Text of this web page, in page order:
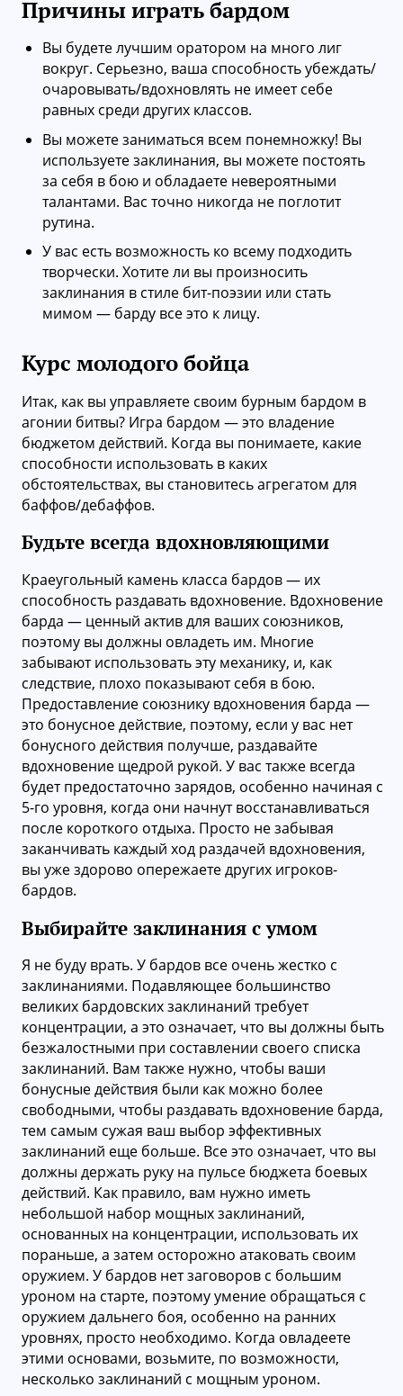
Причины играть бардом
Вы будете лучшим оратором на много лиг
вокруг. Серьезно, ваша способность убеждать/
очаровывать/вдохновлять не имеет себе
равных среди других классов.
Вы можете заниматься всем понемножку! Вы
используете заклинания, вы можете постоять
за себя в бою и обладаете невероятными
талантами. Вас точно никогда не поглотит
рутина.
У вас есть возможность ко всему подходить
творчески. Хотите ли вы произносить
заклинания в стиле бит-поэзии или стать
мимом — барду все это к лицу.
Курс молодого бойца
Итак, как вы управляете своим бурным бардом в
агонии битвы? Игра бардом — это владение
бюджетом действий. Когда вы понимаете, какие
способности использовать в каких
обстоятельствах, вы становитесь агрегатом для
баффов/дебаффов.
Будьте всегда вдохновляющими
Краеугольный камень класса бардов — их
способность раздавать вдохновение. Вдохновение
барда — ценный актив для ваших союзников,
поэтому вы должны овладеть им. Многие
забывают использовать эту механику, и, как
следствие, плохо показывают себя в бою.
Предоставление союзнику вдохновения барда —
это бонусное действие, поэтому, если у вас нет
бонусного действия получше, раздавайте
вдохновение щедрой рукой. У вас также всегда
будет предостаточно зарядов, особенно начиная с
5-го уровня, когда они начнут восстанавливаться
после короткого отдыха. Просто не забывая
заканчивать каждый ход раздачей вдохновения,
вы уже здорово опережаете других игроков-
бардов.
Выбирайте заклинания с умом
Я не буду врать. У бардов все очень жестко с
заклинаниями. Подавляющее большинство
великих бардовских заклинаний требует
концентрации, а это означает, что вы должны быть
безжалостными при составлении своего списка
заклинаний. Вам также нужно, чтобы ваши
бонусные действия были как можно более
свободными, чтобы раздавать вдохновение барда,
тем самым сужая ваш выбор эффективных
заклинаний еще больше. Все это означает, что вы
должны держать руку на пульсе бюджета боевых
действий. Как правило, вам нужно иметь
небольшой набор мощных заклинаний,
основанных на концентрации, использовать их
пораньше, а затем осторожно атаковать своим
оружием. У бардов нет заговоров с большим
уроном на старте, поэтому умение обращаться с
оружием дальнего боя, особенно на ранних
уровнях, просто необходимо. Когда овладеете
этими основами, возьмите, по возможности,
несколько заклинаний с мощным уроном.